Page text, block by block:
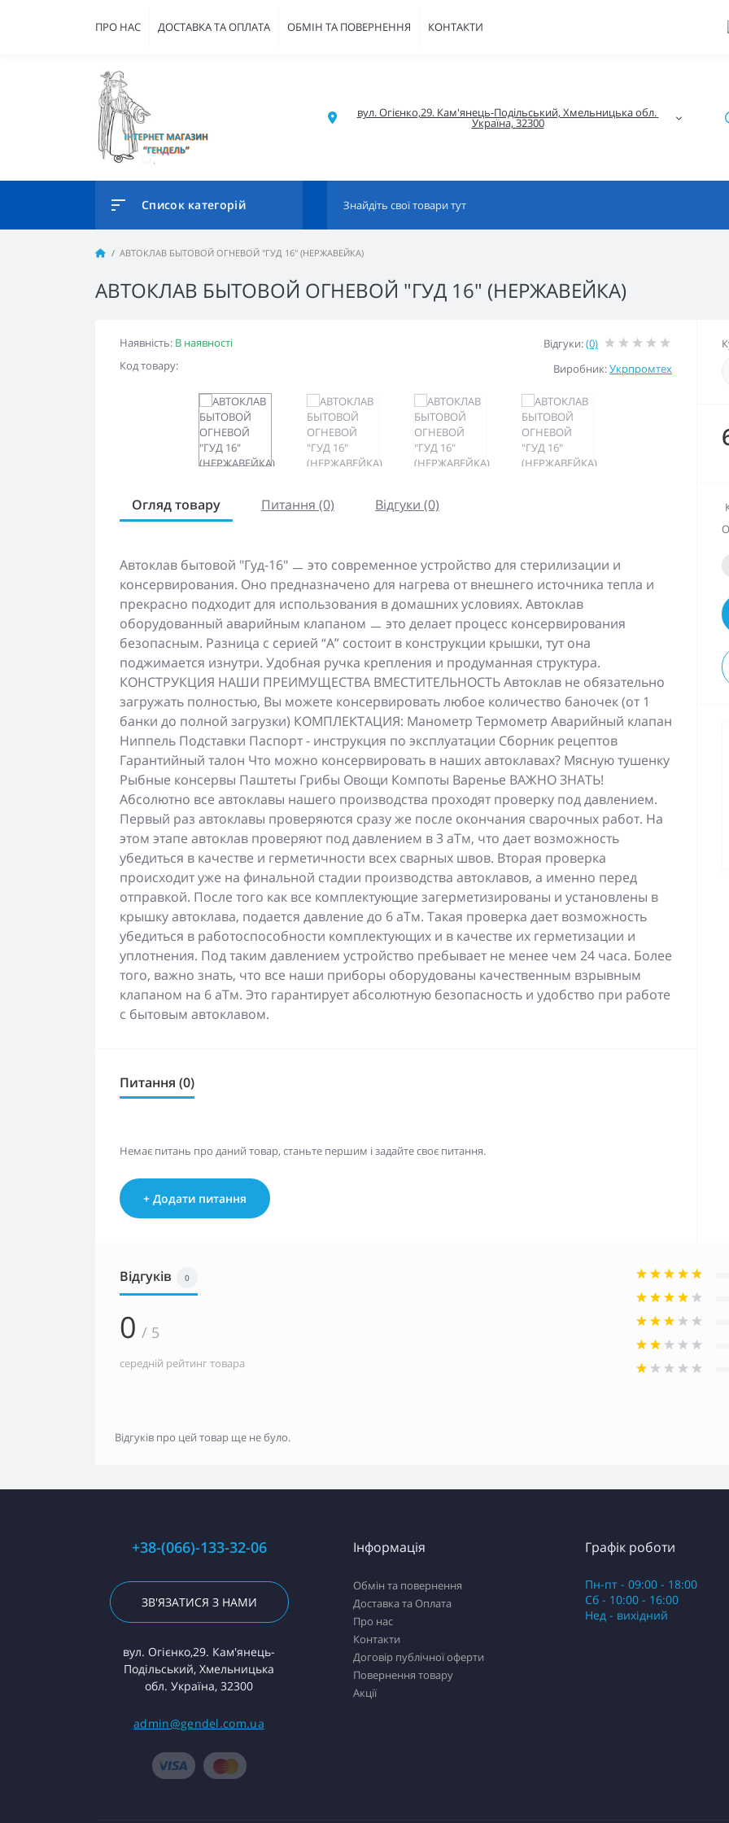
ПРО НАС ДОСТАВКА ТА ОПЛАТА ОБМІН ТА ПОВЕРНЕННЯ КОНТАКТИ
вул. Огієнко,29. Кам'янець-Подільський, Хмельницька обл.
Україна, 32300
Список категорій
АВТОКЛАВ БЫТОВОЙ ОГНЕВОЙ "ГУД 16" (НЕРЖАВЕЙКА)
АВТОКЛАВ БЫТОВОЙ ОГНЕВОЙ "ГУД 16" (НЕРЖАВЕЙКА)
Наявність: В наявності
Код товару:
Відгуки:(0)
Виробник:Укрпромтех
Огляд товару Питання (0) Відгуки (0)
Автоклав бытовой "Гуд-16" ㅡ это современное устройство для стерилизации и
консервирования. Оно предназначено для нагрева от внешнего источника тепла и
прекрасно подходит для использования в домашних условиях. Автоклав
оборудованный аварийным клапаном ㅡ это делает процесс консервирования
безопасным. Разница с серией “А” состоит в конструкции крышки, тут она
поджимается изнутри. Удобная ручка крепления и продуманная структура.
КОНСТРУКЦИЯ НАШИ ПРЕИМУЩЕСТВА ВМЕСТИТЕЛЬНОСТЬ Автоклав не обязательно
загружать полностью, Вы можете консервировать любое количество баночек (от 1
банки до полной загрузки) КОМПЛЕКТАЦИЯ: Манометр Термометр Аварийный клапан
Ниппель Подставки Паспорт - инструкция по эксплуатации Сборник рецептов
Гарантийный талон Что можно консервировать в наших автоклавах? Мясную тушенку
Рыбные консервы Паштеты Грибы Овощи Компоты Варенье ВАЖНО ЗНАТЬ!
Абсолютно все автоклавы нашего производства проходят проверку под давлением.
Первый раз автоклавы проверяются сразу же после окончания сварочных работ. На
этом этапе автоклав проверяют под давлением в 3 аТм, что дает возможность
убедиться в качестве и герметичности всех сварных швов. Вторая проверка
происходит уже на финальной стадии производства автоклавов, а именно перед
отправкой. После того как все комплектующие загерметизированы и установлены в
крышку автоклава, подается давление до 6 аТм. Такая проверка дает возможность
убедиться в работоспособности комплектующих и в качестве их герметизации и
уплотнения. Под таким давлением устройство пребывает не менее чем 24 часа. Более
того, важно знать, что все наши приборы оборудованы качественным взрывным
клапаном на 6 аТм. Это гарантирует абсолютную безопасность и удобство при работе
с бытовым автоклавом.
Питання (0)
Немає питань про даний товар, станьте першим і задайте своє питання.
+ Додати питання
Відгуків 0
0 / 5
середній рейтинг товара
Відгуків про цей товар ще не було.
+38-(066)-133-32-06
ЗВ'ЯЗАТИСЯ З НАМИ
вул. Огієнко,29. Кам'янець-
Подільський, Хмельницька
обл. Україна, 32300
admin@gendel.com.ua
Інформація
Обмін та повернення
Доставка та Оплата
Про нас
Контакти
Договір публічної оферти
Повернення товару
Акції
Графік роботи
Пн-пт - 09:00 - 18:00
Сб - 10:00 - 16:00
Нед - вихідний